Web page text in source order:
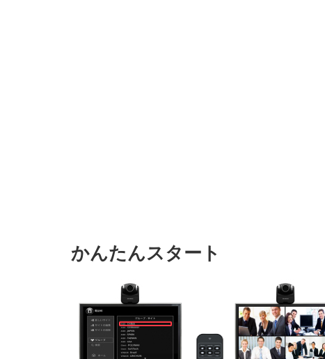
かんたんスタート